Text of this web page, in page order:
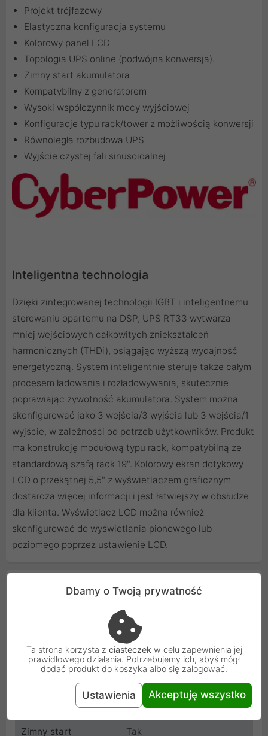
Projekt trójfazowy
Elastyczna konfiguracja systemu
Kolorowy panel LCD
Topologia UPS online (podwójna konwersja).
Zimny ​​start akumulatora
Kompatybilny z generatorem
Wysoki współczynnik mocy wyjściowej
Konfiguracje typu rack/tower z możliwością konwersji
Równoległa rozbudowa UPS
Wyjście czystej fali sinusoidalnej
Inteligentna technologia
Dzięki zintegrowanej technologii IGBT i inteligentnemu
sterowaniu opartemu na DSP, UPS RT33 wytwarza
mniej wejściowych całkowitych zniekształceń
harmonicznych (THDi), osiągając wyższą wydajność
energetyczną. System inteligentnie steruje także całym
procesem ładowania i rozładowywania, skutecznie
poprawiając żywotność akumulatora. System można
skonfigurować jako 3 wejścia/3 wyjścia lub 3 wejścia/1
wyjście, w zależności od potrzeb użytkowników. Produkt
ma konstrukcję modułową typu rack, kompatybilną ze
standardową szafą rack 19". Kolorowy ekran dotykowy
LCD o przekątnej 5,5" z wyświetlaczem graficznym
dostarcza więcej informacji i jest łatwiejszy w obsłudze
dla klienta. Wyświetlacz LCD można również
skonfigurować do wyświetlania pionowego lub
poziomego poprzez ustawienie LCD.
Cechy produktu
10000 W
Moc pozorna 10000 VA
Waga 25 kg
438x130x750 mm
Zimny start Tak
Dbamy o Twoją prywatność
Ta strona korzysta z ciasteczek w celu zapewnienia jej
prawidłowego działania. Potrzebujemy ich, abyś mógł
dodać produkt do koszyka albo się zalogować.
Ustawienia Akceptuję wszystko